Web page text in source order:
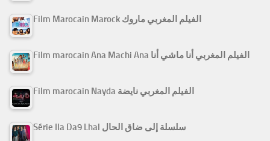
Film Marocain Marock الفيلم المغربي ماروك
Film marocain Ana Machi Ana الفيلم المغربي أنا ماشي أنا
Film marocain Nayda الفيلم المغربي نايضة
Série Ila Da9 Lhal سلسلة إلى ضاق الحال